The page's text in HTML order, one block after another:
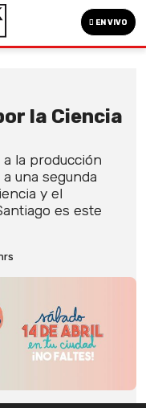
EN VIVO
la Ciencia
la producción
una segunda
y el
es este